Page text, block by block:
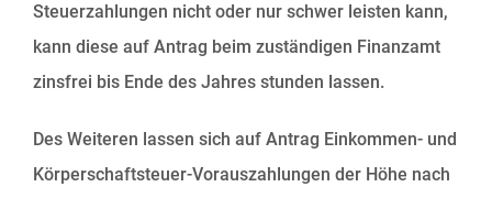
Steuerzahlungen nicht oder nur schwer leisten kann,
kann diese auf Antrag beim zuständigen Finanzamt
zinsfrei bis Ende des Jahres stunden lassen.
Des Weiteren lassen sich auf Antrag Einkommen- und
Körperschaftsteuer-Vorauszahlungen der Höhe nach